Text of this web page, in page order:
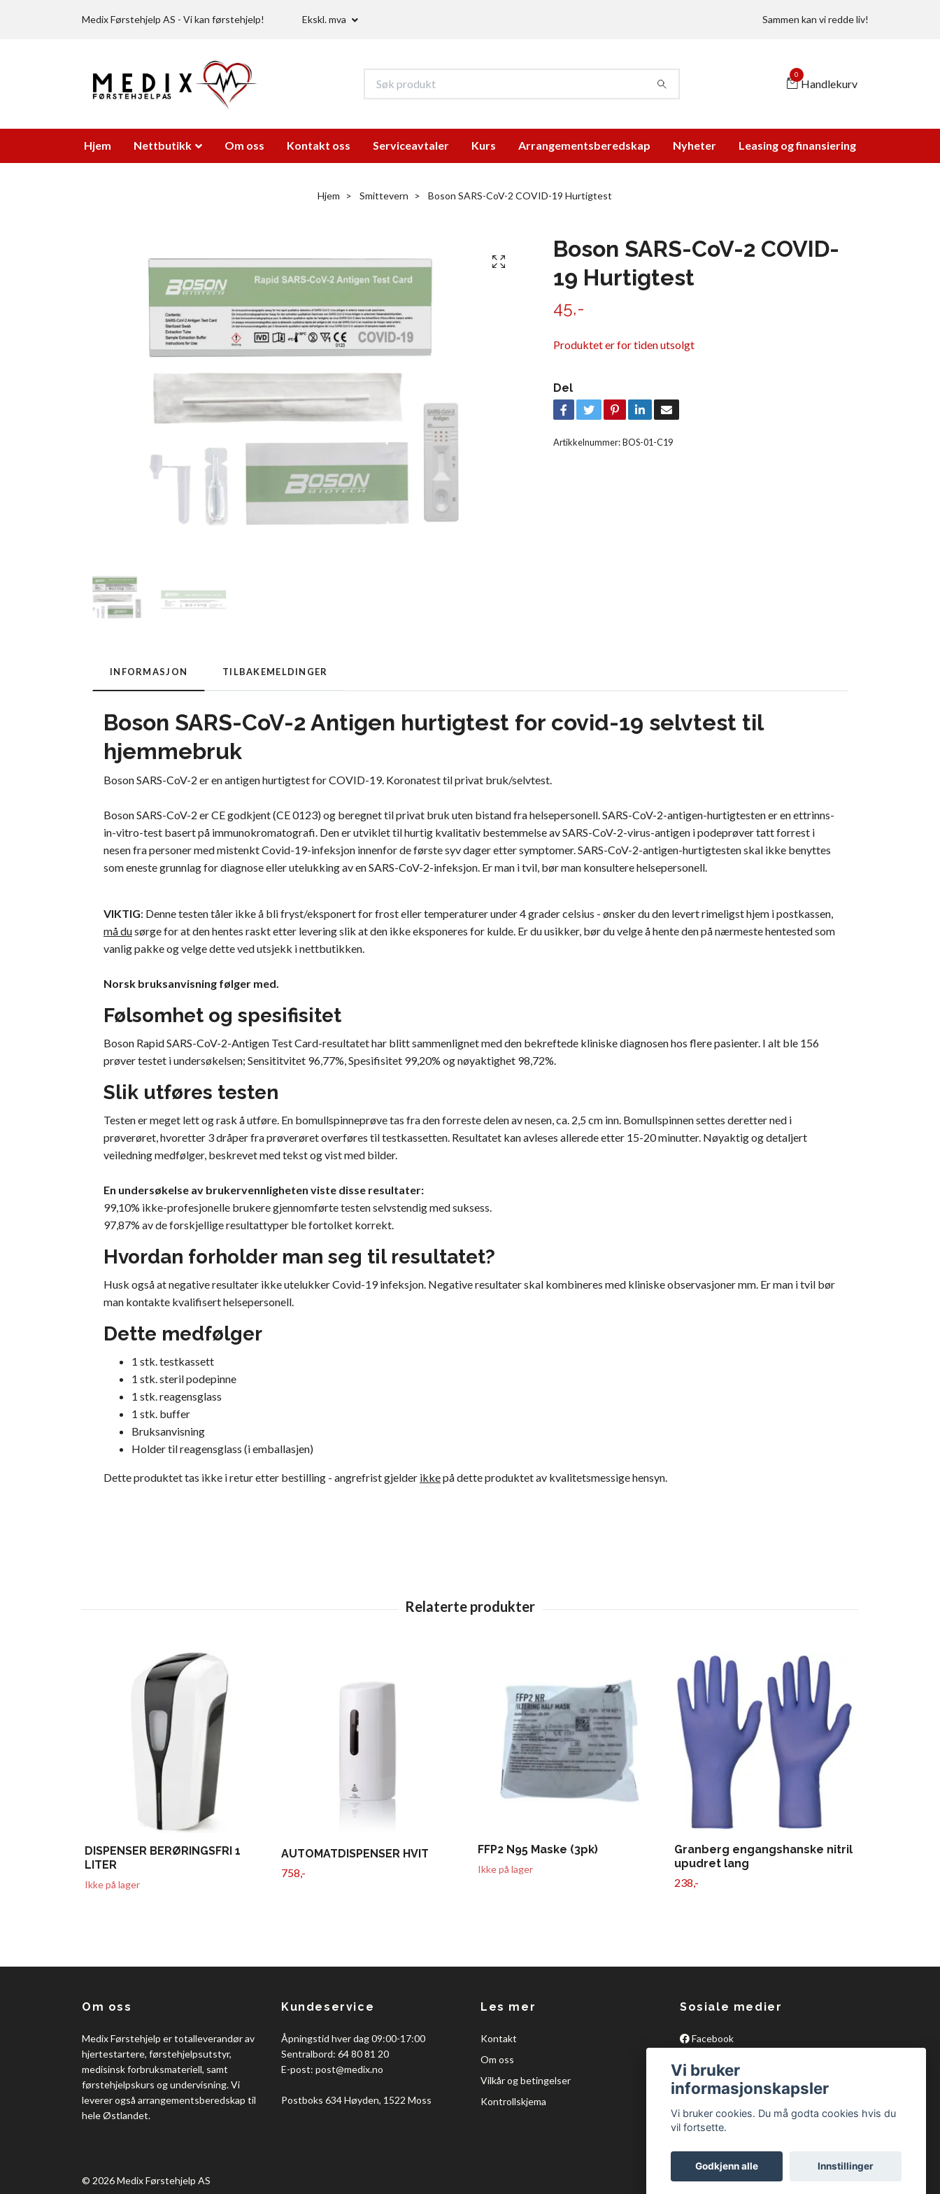
Medix Førstehjelp AS - Vi kan førstehjelp! Ekskl. mva Sammen kan vi redde liv!
0
Handlekurv
Hjem Nettbutikk Om oss Kontakt oss Serviceavtaler Kurs Arrangementsberedskap Nyheter Leasing og finansiering
Hjem Smittevern Boson SARS-CoV-2 COVID-19 Hurtigtest
Boson SARS-CoV-2 COVID-
19 Hurtigtest
45,-
Produktet er for tiden utsolgt
Del
Artikkelnummer:BOS-01-C19
INFORMASJON TILBAKEMELDINGER
Boson SARS-CoV-2 Antigen hurtigtest for covid-19 selvtest til
hjemmebruk
Boson SARS-CoV-2 er en antigen hurtigtest for COVID-19. Koronatest til privat bruk/selvtest.
Boson SARS-CoV-2 er CE godkjent (CE 0123) og beregnet til privat bruk uten bistand fra helsepersonell. SARS-CoV-2-antigen-hurtigtesten er en ettrinns-
in-vitro-test basert på immunokromatografi. Den er utviklet til hurtig kvalitativ bestemmelse av SARS-CoV-2-virus-antigen i podeprøver tatt forrest i
nesen fra personer med mistenkt Covid-19-infeksjon innenfor de første syv dager etter symptomer. SARS-CoV-2-antigen-hurtigtesten skal ikke benyttes
som eneste grunnlag for diagnose eller utelukking av en SARS-CoV-2-infeksjon. Er man i tvil, bør man konsultere helsepersonell.
VIKTIG: Denne testen tåler ikke å bli fryst/eksponert for frost eller temperaturer under 4 grader celsius - ønsker du den levert rimeligst hjem i postkassen,
må dusørge for at den hentes raskt etter levering slik at den ikke eksponeres for kulde. Er du usikker, bør du velge å hente den på nærmeste hentested som
vanlig pakke og velge dette ved utsjekk i nettbutikken.
Norsk bruksanvisning følger med.
Følsomhet og spesifisitet
Boson Rapid SARS-CoV-2-Antigen Test Card-resultatet har blitt sammenlignet med den bekreftede kliniske diagnosen hos flere pasienter. I alt ble 156
prøver testet i undersøkelsen; Sensititvitet 96,77%, Spesifisitet 99,20% og nøyaktighet 98,72%.
Slik utføres testen
Testen er meget lett og rask å utføre. En bomullspinneprøve tas fra den forreste delen av nesen, ca. 2,5 cm inn. Bomullspinnen settes deretter ned i
prøverøret, hvoretter 3 dråper fra prøverøret overføres til testkassetten. Resultatet kan avleses allerede etter 15-20 minutter. Nøyaktig og detaljert
veiledning medfølger, beskrevet med tekst og vist med bilder.
En undersøkelse av brukervennligheten viste disse resultater:
99,10% ikke-profesjonelle brukere gjennomførte testen selvstendig med suksess.
97,87% av de forskjellige resultattyper ble fortolket korrekt.
Hvordan forholder man seg til resultatet?
Husk også at negative resultater ikke utelukker Covid-19 infeksjon. Negative resultater skal kombineres med kliniske observasjoner mm. Er man i tvil bør
man kontakte kvalifisert helsepersonell.
Dette medfølger
1 stk. testkassett
1 stk. steril podepinne
1 stk. reagensglass
1 stk. buffer
Bruksanvisning
Holder til reagensglass (i emballasjen)
Dette produktet tas ikke i retur etter bestilling - angrefrist gjelder ikkepå dette produktet av kvalitetsmessige hensyn.
DISPENSER BERØRINGSFRI 1
LITER
Ikke på lager
AUTOMATDISPENSER HVIT
758,-
FFP2 N95 Maske (3pk)
Ikke på lager
Granberg engangshanske nitril
upudret lang
238,-
Om oss
Medix Førstehjelp er totalleverandør av
hjertestartere, førstehjelpsutstyr,
medisinsk forbruksmateriell, samt
førstehjelpskurs og undervisning. Vi
leverer også arrangementsberedskap til
hele Østlandet.
Kundeservice
Åpningstid hver dag 09:00-17:00
Sentralbord: 64 80 81 20
E-post: post@medix.no
Postboks 634 Høyden, 1522 Moss
Les mer
Kontakt
Om oss
Vilkår og betingelser
Kontrollskjema
Sosiale medier
Facebook
© 2026 Medix Førstehjelp AS
Vi bruker
informasjonskapsler
Vi bruker cookies. Du må godta cookies hvis du
vil fortsette.
Godkjenn alle Innstillinger